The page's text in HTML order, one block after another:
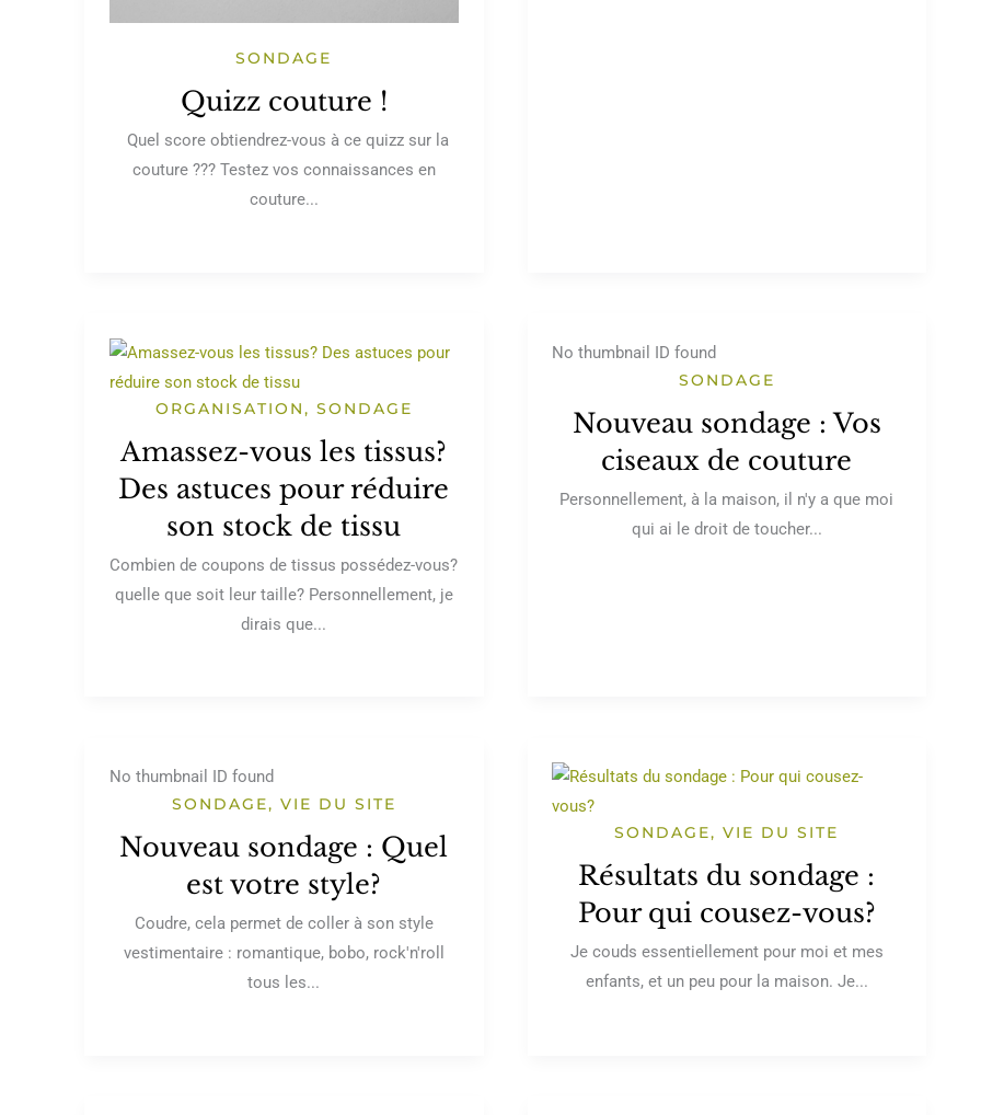
SONDAGE
Quizz couture !
Quel score obtiendrez-vous à ce quizz sur la
couture ??? Testez vos connaissances en
couture...
ORGANISATION, SONDAGE
Amassez-vous les tissus?
Des astuces pour réduire
son stock de tissu
Combien de coupons de tissus possédez-vous?
quelle que soit leur taille? Personnellement, je
dirais que...
No thumbnail ID found
SONDAGE
Nouveau sondage : Vos
ciseaux de couture
Personnellement, à la maison, il n'y a que moi
qui ai le droit de toucher...
No thumbnail ID found
SONDAGE, VIE DU SITE
Nouveau sondage : Quel
est votre style?
Coudre, cela permet de coller à son style
vestimentaire : romantique, bobo, rock'n'roll
tous les...
SONDAGE,VIE DU SITE
Résultats du sondage :
Pour qui cousez-vous?
Je couds essentiellement pour moi et mes
enfants, et un peu pour la maison. Je...